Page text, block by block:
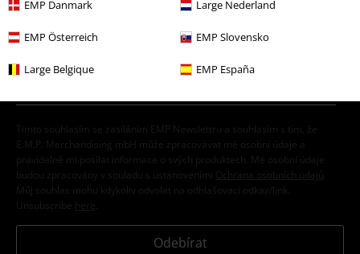
EMP Danmark Large Nederland
EMP Österreich EMP Slovensko
Large Belgique EMP España
E-Mail Newsletter
teď!Více
Tímto souhlasím se zasíláním EMP Newslettru a souhlasím s tím, že
E.M.P. Merchandising mbH může zpracovávat mé osobní údaje a
pravidelně mi posílat informace o svých produktech. Mé osobní údaje
budou zpracovány v souladu s ustanoveními
Ochrana osobních údajů
Můj souhlas mohu kdykoliv odvolat na odhlašovací odkaz/link.
Unsubscribe here
Odebírat